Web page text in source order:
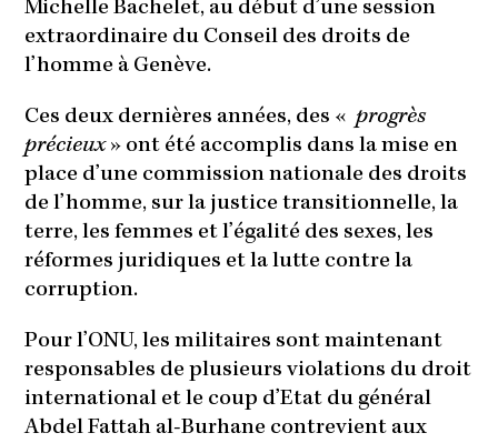
Michelle Bachelet, au début d’une session
extraordinaire du Conseil des droits de
l’homme à Genève.
Ces deux dernières années, des « progrès
précieux» ont été accomplis dans la mise en
place d’une commission nationale des droits
de l’homme, sur la justice transitionnelle, la
terre, les femmes et l’égalité des sexes, les
réformes juridiques et la lutte contre la
corruption.
Pour l’ONU, les militaires sont maintenant
responsables de plusieurs violations du droit
international et le coup d’Etat du général
Abdel Fattah al-Burhane contrevient aux